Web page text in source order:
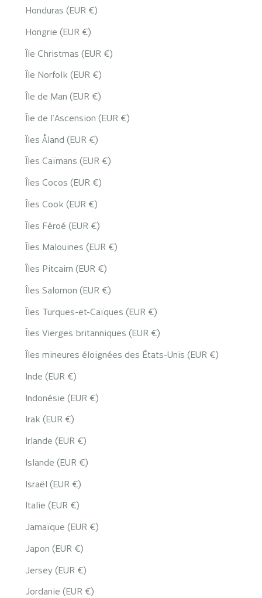
Honduras (EUR €)
Hongrie (EUR €)
Île Christmas (EUR €)
Île Norfolk (EUR €)
Île de Man (EUR €)
Île de l’Ascension (EUR €)
Îles Åland (EUR €)
Îles Caïmans (EUR €)
Îles Cocos (EUR €)
Îles Cook (EUR €)
Îles Féroé (EUR €)
Îles Malouines (EUR €)
Îles Pitcairn (EUR €)
Îles Salomon (EUR €)
Îles Turques-et-Caïques (EUR €)
Îles Vierges britanniques (EUR €)
Îles mineures éloignées des États-Unis (EUR €)
Inde (EUR €)
Indonésie (EUR €)
Irak (EUR €)
Irlande (EUR €)
Islande (EUR €)
Israël (EUR €)
Italie (EUR €)
Jamaïque (EUR €)
Japon (EUR €)
Jersey (EUR €)
Jordanie (EUR €)